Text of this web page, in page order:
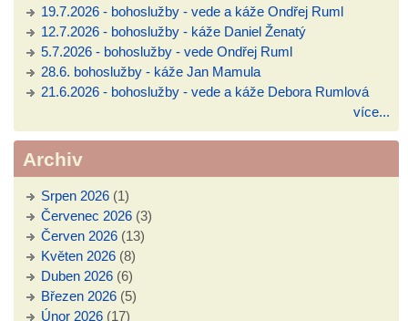
19.7.2026 - bohoslužby - vede a káže Ondřej Ruml
12.7.2026 - bohoslužby - káže Daniel Ženatý
5.7.2026 - bohoslužby - vede Ondřej Ruml
28.6. bohoslužby - káže Jan Mamula
21.6.2026 - bohoslužby - vede a káže Debora Rumlová
více...
Archiv
Srpen 2026 (1)
Červenec 2026 (3)
Červen 2026 (13)
Květen 2026 (8)
Duben 2026 (6)
Březen 2026 (5)
Únor 2026 (17)